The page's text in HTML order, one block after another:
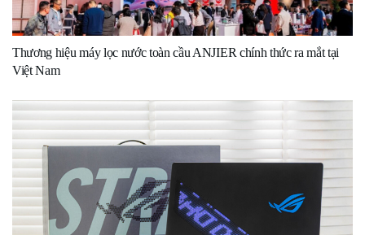
Thương hiệu máy lọc nước toàn cầu ANJIER chính thức ra mắt tại
Việt Nam